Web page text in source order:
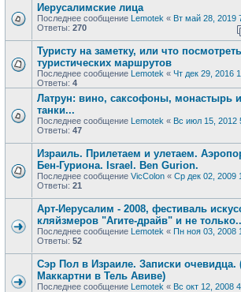
Иерусалимские лица
Последнее сообщение Lemotek « Вт май 28, 2019
Ответы: 270
Туристу на заметку, или что
туристических маршрутов
Последнее сообщение Lemotek « Чт дек 29, 2016
Ответы: 4
Латрун: вино, саксофоны, монастырь и
танки...
Последнее сообщение Lemotek « Вс июл 15, 2012
Ответы: 47
Израиль. Прилетаем и улетаем.
Бен-Гуриона. Israel. Ben Gurion.
Последнее сообщение VicColon « Ср дек 02, 2009
Ответы: 21
Арт-Иерусалим - 2008, фестиваль
кляйзмеров "Агите-драйв" и не
Последнее сообщение Lemotek « Пн ноя 03, 2008
Ответы: 52
Сэр Пол в Израиле. Записки очевидца.
Маккартни в Тель Авиве)
Последнее сообщение Lemotek « Вс окт 12, 2008